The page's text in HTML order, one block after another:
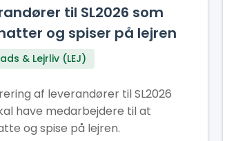
og en arbejdsformiddag, der
til resten af dagen. Kan du
Super! Fortæl os gerne
når du søger – så ved vi, hvem vi
efter havregryn.
motto er: ”Vi giver
– I lever eventyret!”
til SL2026 som
og spiser på lejren
& Lejrliv (LEJ)
af leverandører til SL2026
have medarbejdere til at
og spise på lejren.